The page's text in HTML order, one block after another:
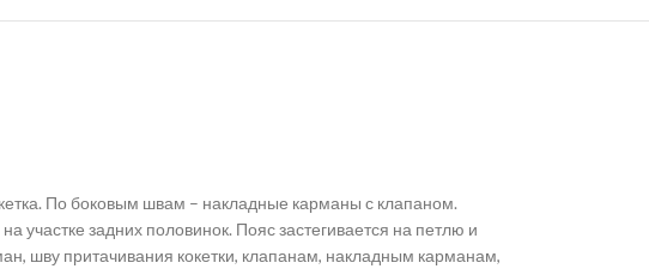
По боковым швам – накладные карманы с клапаном.
участке задних половинок. Пояс застегивается на петлю и
шву притачивания кокетки, клапанам, накладным карманам,